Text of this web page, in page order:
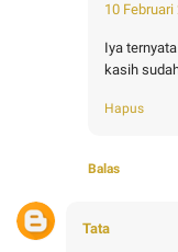
10 Februari
Iya
kasih
Hapus
Balas
Tata